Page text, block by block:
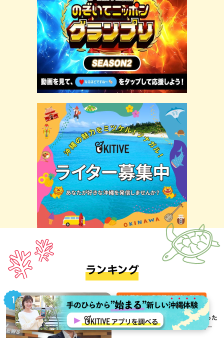
ランキング
地域,暮らし,本島南部,沖縄移住,那覇市
アナウンサーが語る”沖縄移
住”Vol.01：偶然のご縁から始まった
移住生活が、私にとって120点満点